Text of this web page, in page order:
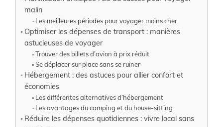
malin
Les meilleures périodes pour voyager moins cher
Optimiser les dépenses de transport : manières
astucieuses de voyager
Trouver des billets d’avion à prix réduit
Se déplacer sur place sans se ruiner
Hébergement : des astuces pour allier confort et
économies
Les différentes alternatives d’hébergement
Les avantages du camping et du house-sitting
Réduire les dépenses quotidiennes : vivre local sans